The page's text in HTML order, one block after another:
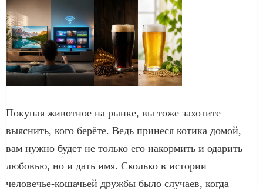
Покупая животное на рынке, вы тоже захотите
выяснить, кого берёте. Ведь принеся котика домой,
вам нужно будет не только его накормить и одарить
любовью, но и дать имя. Сколько в истории
человечье-кошачьей дружбы было случаев, когда